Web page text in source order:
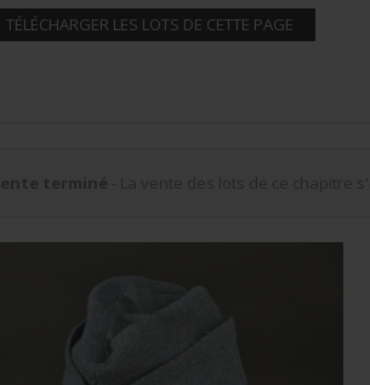
TÉLÉCHARGER LES LOTS DE CETTE PAGE